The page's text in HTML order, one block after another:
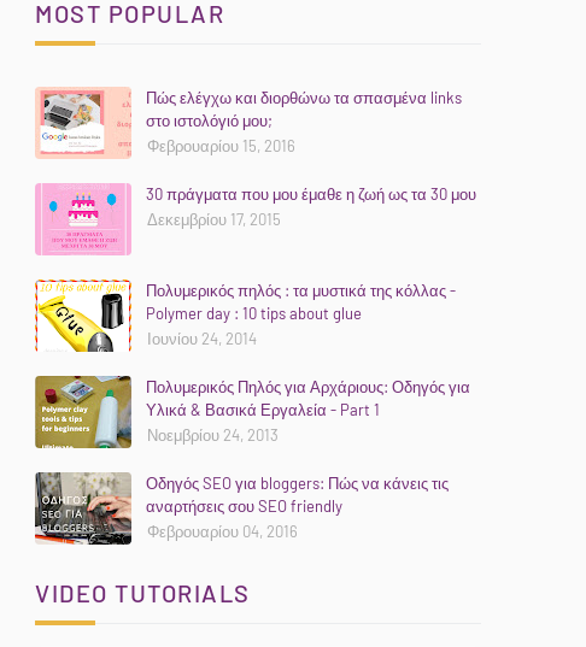
MOST POPULAR
Πώς ελέγχω και διορθώνω τα σπασμένα links
στο ιστολόγιό μου;
Φεβρουαρίου 15, 2016
30 πράγματα που μου έμαθε η ζωή ως τα 30 μου
Δεκεμβρίου 17, 2015
Πολυμερικός πηλός : τα μυστικά της κόλλας -
Polymer day : 10 tips about glue
Ιουνίου 24, 2014
Πολυμερικός Πηλός για Αρχάριους: Οδηγός για
Υλικά & Βασικά Εργαλεία - Part 1
Νοεμβρίου 24, 2013
Οδηγός SEO για bloggers: Πώς να κάνεις τις
αναρτήσεις σου SEO friendly
Φεβρουαρίου 04, 2016
VIDEO TUTORIALS